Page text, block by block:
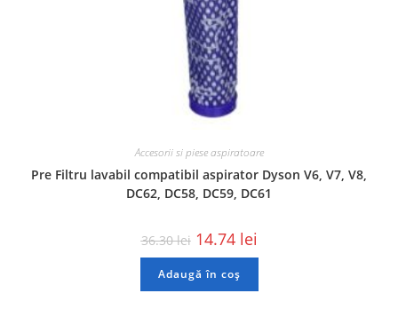
Accesorii si piese aspiratoare
Pre Filtru lavabil compatibil aspirator Dyson V6, V7, V8,
DC62, DC58, DC59, DC61
36.30lei 14.74 lei
Adaugă în coș